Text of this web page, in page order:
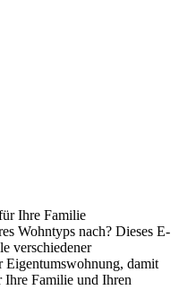
Ihre Familie
Wohntyps nach? Dieses E-
verschiedener
Eigentumswohnung, damit
Ihre Familie und Ihren